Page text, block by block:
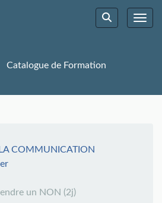
Rechercher
Catalogue de Formation
COMMUNICATION
un NON (2j)